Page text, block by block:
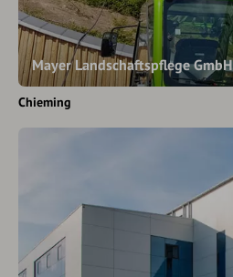
Mayer Landschaftspflege GmbH
Chieming